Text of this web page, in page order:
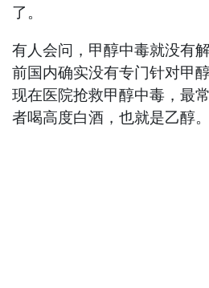
了。
有人会问，甲醇中毒就没有
前国内确实没有专门针对甲
现在医院抢救甲醇中毒，最
者喝高度白酒，也就是乙醇。